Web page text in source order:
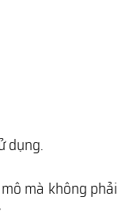
dụng.
mà không phải